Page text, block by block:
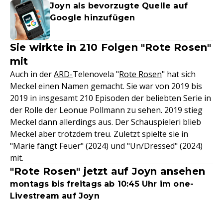
Joyn als bevorzugte Quelle auf
Google hinzufügen
Sie wirkte in 210 Folgen "Rote Rosen"
mit
Auch in derARD-Telenovela "Rote Rosen" hat sich
Meckel einen Namen gemacht. Sie war von 2019 bis
2019 in insgesamt 210 Episoden der beliebten Serie in
der Rolle der Leonue Pollmann zu sehen. 2019 stieg
Meckel dann allerdings aus. Der Schauspieleri blieb
Meckel aber trotzdem treu. Zuletzt spielte sie in
"Marie fängt Feuer" (2024) und "Un/Dressed" (2024)
mit.
"Rote Rosen" jetzt auf Joyn ansehen
montags bis freitags ab 10:45 Uhr im one-
Livestream auf Joyn